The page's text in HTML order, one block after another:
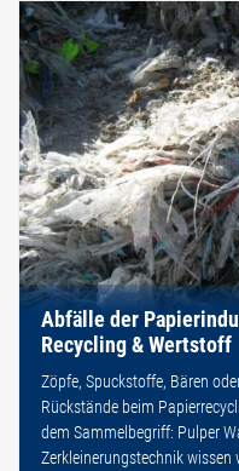
Abfälle der
Recycling & Wertstoff
Zöpfe, Spuckstoffe, Bären
Rückstände beim
dem Sammelbegriff: Pulper
Zerkleinerungstechnik wissen